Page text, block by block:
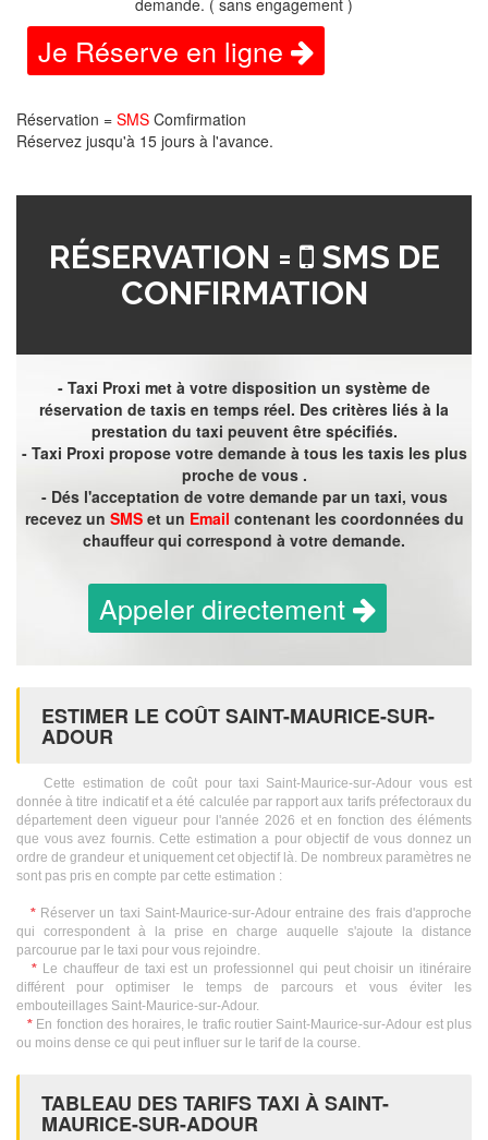
demande. ( sans engagement )
Je Réserve en ligne
Réservation = SMS Comfirmation
Réservez jusqu'à 15 jours à l'avance.
RÉSERVATION =
SMS DE
CONFIRMATION
- Taxi Proxi met à votre disposition un système de
réservation de taxis en temps réel. Des critères liés à la
prestation du taxi peuvent être spécifiés.
- Taxi Proxi propose votre demande à tous les taxis les plus
proche de vous .
- Dés l'acceptation de votre demande par un taxi, vous
recevez un SMSet un Email contenant les coordonnées du
chauffeur qui correspond à votre demande.
Appeler directement
ESTIMER LE COÛT SAINT-MAURICE-SUR-
ADOUR
Cette estimation de coût pour taxi Saint-Maurice-sur-Adour vous est
donnée à titre indicatif et a été calculée par rapport aux tarifs préfectoraux du
département deen vigueur pour l'année 2026 et en fonction des éléments
que vous avez fournis. Cette estimation a pour objectif de vous donnez un
ordre de grandeur et uniquement cet objectif là. De nombreux paramètres ne
sont pas pris en compte par cette estimation :
*Réserver un taxi Saint-Maurice-sur-Adour entraine des frais d'approche
qui correspondent à la prise en charge auquelle s'ajoute la distance
parcourue par le taxi pour vous rejoindre.
* Le chauffeur de taxi est un professionnel qui peut choisir un itinéraire
différent pour optimiser le temps de parcours et vous éviter les
embouteillages Saint-Maurice-sur-Adour.
*En fonction des horaires, le trafic routier Saint-Maurice-sur-Adour est plus
ou moins dense ce qui peut influer sur le tarif de la course.
TABLEAU DES TARIFS TAXI À SAINT-
MAURICE-SUR-ADOUR